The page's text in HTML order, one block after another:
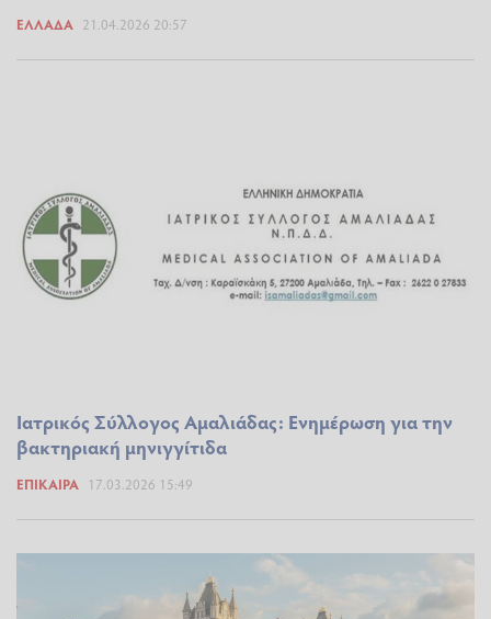
ΕΛΛΆΔΑ 21.04.2026 20:57
Ιατρικός Σύλλογος Αμαλιάδας: Ενημέρωση για την
βακτηριακή μηνιγγίτιδα
ΕΠΊΚΑΙΡΑ 17.03.2026 15:49